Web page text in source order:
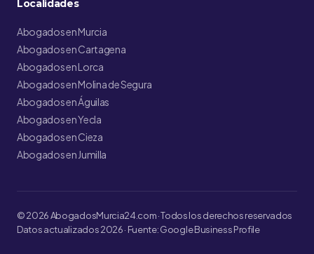
Localidades
Abogados en Murcia
Abogados en Cartagena
Abogados en Lorca
Abogados en Molina de Segura
Abogados en Águilas
Abogados en Yecla
Abogados en Cieza
Abogados en Jumilla
© 2026 AbogadosMurcia24.com · Todos los derechos reservados
Datos actualizados 2026 · Fuente: Google Business Profile